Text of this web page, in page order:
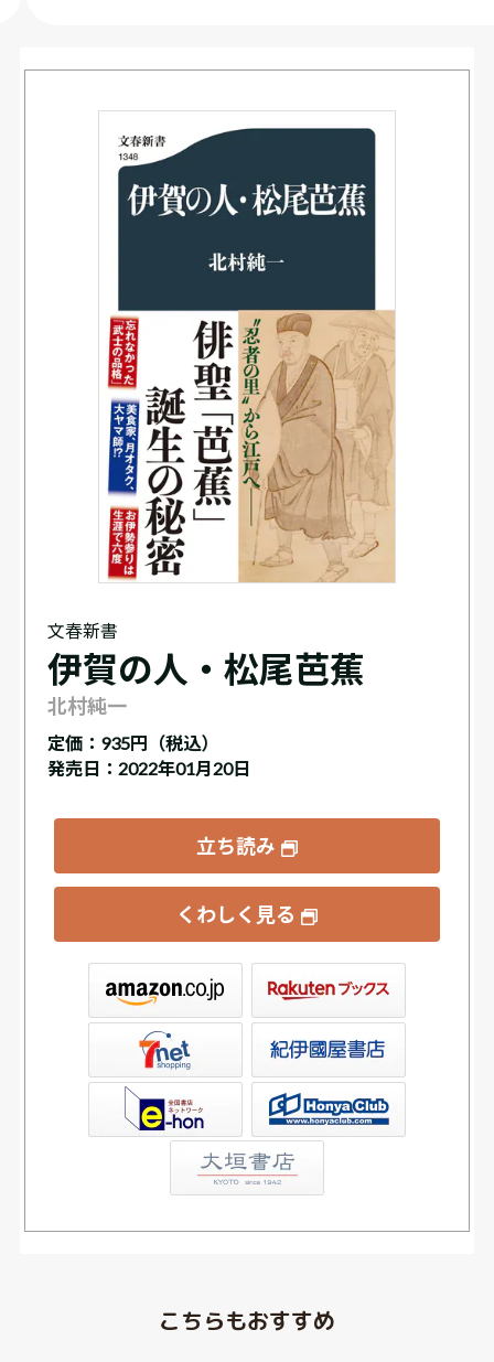
文春新書
伊賀の人・松尾芭蕉
北村純一
定価： 935円（税込）
発売日：2022年01月20日
立ち読み
くわしく見る
書店ウェブストア
こちらもおすすめ